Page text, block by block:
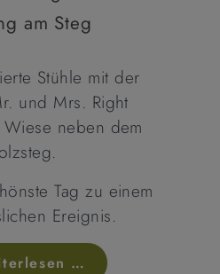
am Steg
Tag zu einem
Ereignis.
…